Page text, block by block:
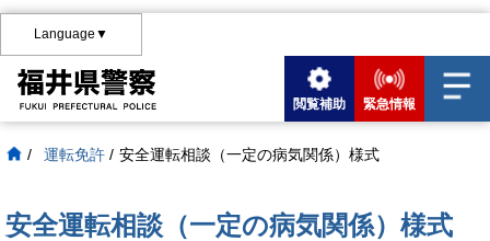
Language▼
閲覧補助 緊急情報
/ 運転免許 / 安全運転相談（一定の病気関係）様式
安全運転相談（一定の病気関係）様式